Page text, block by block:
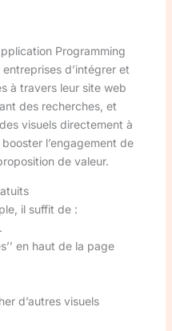
Programming
d’intégrer et
à travers leur site web
des recherches, et
visuels directement à
l’engagement de
de valeur.
il suffit de :
en haut de la page
d’autres visuels